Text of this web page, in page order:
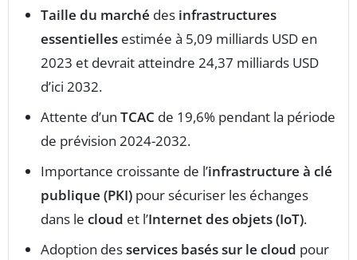
Taille du marché des infrastructures
essentielles estimée à 5,09 milliards USD en
2023 et devrait atteindre 24,37 milliards USD
d’ici 2032.
Attente d’un TCAC de 19,6% pendant la période
de prévision 2024-2032.
Importance croissante de l’infrastructure à clé
publique (PKI) pour sécuriser les échanges
dans le cloud et l’Internet des objets (IoT).
Adoption desservices basés sur le cloud pour